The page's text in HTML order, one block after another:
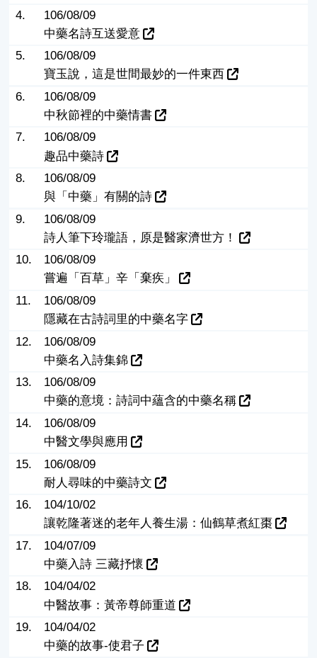
4.
106/08/09
中藥名詩互送愛意
5.
106/08/09
寶玉說，這是世間最妙的一件東西
6.
106/08/09
中秋節裡的中藥情書
7.
106/08/09
趣品中藥詩
8.
106/08/09
與「中藥」有關的詩
9.
106/08/09
詩人筆下玲瓏語，原是醫家濟世方！
10.
106/08/09
嘗遍「百草」辛「棄疾」
11.
106/08/09
隱藏在古詩詞里的中藥名字
12.
106/08/09
中藥名入詩集錦
13.
106/08/09
中藥的意境：詩詞中蘊含的中藥名稱
14.
106/08/09
中醫文學與應用
15.
106/08/09
耐人尋味的中藥詩文
16.
104/10/02
讓乾隆著迷的老年人養生湯：仙鶴草煮紅棗
17.
104/07/09
中藥入詩 三藏抒懷
18.
104/04/02
中醫故事：黃帝尊師重道
19.
104/04/02
中藥的故事-使君子